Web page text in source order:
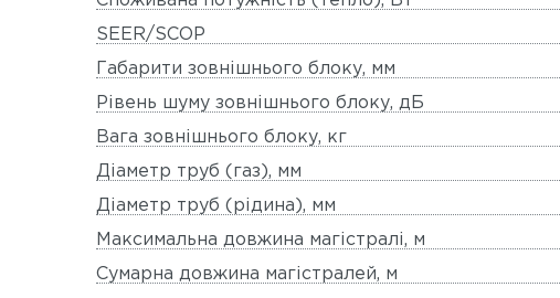
SEER/SCOP
Габарити зовнішнього блоку, мм
Рівень шуму зовнішнього блоку, дБ
Вага зовнішнього блоку, кг
Діаметр труб (газ), мм
Діаметр труб (рідина), мм
Максимальна довжина магістралі, м
Сумарна довжина магістралей, м